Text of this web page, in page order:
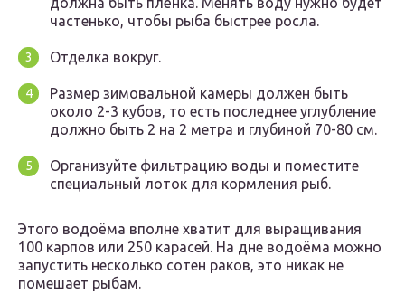
частенько, чтобы рыба быстрее росла.
Отделка вокруг.
Размер зимовальной камеры должен быть
около 2-3 кубов, то есть последнее углубление
должно быть 2 на 2 метра и глубиной 70-80 см.
Организуйте фильтрацию воды и поместите
специальный лоток для кормления рыб.
Этого водоёма вполне хватит для выращивания
100 карпов или 250 карасей. На дне водоёма можно
запустить несколько сотен раков, это никак не
помешает рыбам.